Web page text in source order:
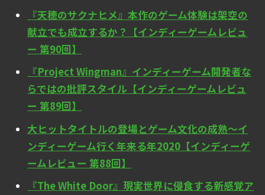
『天穂のサクナヒメ』本作のゲーム体験は架空の
献立でも成立するか？【インディーゲームレビュ
ー 第90回】
『Project Wingman』インディーゲーム開発者な
らではの批評スタイル【インディーゲームレビュ
ー 第89回】
大ヒットタイトルの登場とゲーム文化の成熟～イ
ンディーゲーム行く年来る年2020【インディーゲ
ームレビュー 第88回】
『The White Door』現実世界に侵食する新感覚ア